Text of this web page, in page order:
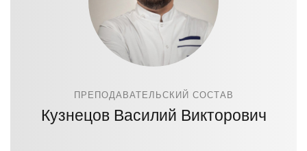
ПРЕПОДАВАТЕЛЬСКИЙ СОСТАВ
Кузнецов Василий Викторович